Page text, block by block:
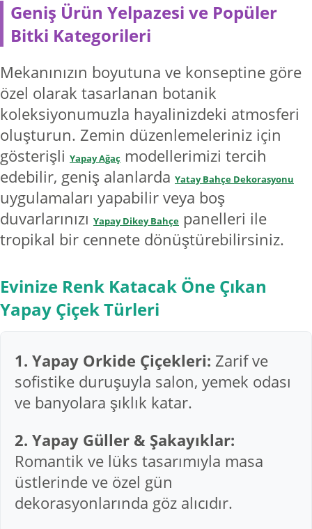
Geniş Ürün Yelpazesi ve Popüler
Bitki Kategorileri
Mekanınızın boyutuna ve konseptine göre
özel olarak tasarlanan botanik
koleksiyonumuzla hayalinizdeki atmosferi
oluşturun. Zemin düzenlemeleriniz için
gösterişli Yapay Ağaç modellerimizi tercih
edebilir, geniş alanlarda Yatay Bahçe Dekorasyonu
uygulamaları yapabilir veya boş
duvarlarınızı Yapay Dikey Bahçe panelleri ile
tropikal bir cennete dönüştürebilirsiniz.
Evinize Renk Katacak Öne Çıkan
Yapay Çiçek Türleri
1. Yapay Orkide Çiçekleri: Zarif ve
sofistike duruşuyla salon, yemek odası
ve banyolara şıklık katar.
2. Yapay Güller & Şakayıklar:
Romantik ve lüks tasarımıyla masa
üstlerinde ve özel gün
dekorasyonlarında göz alıcıdır.